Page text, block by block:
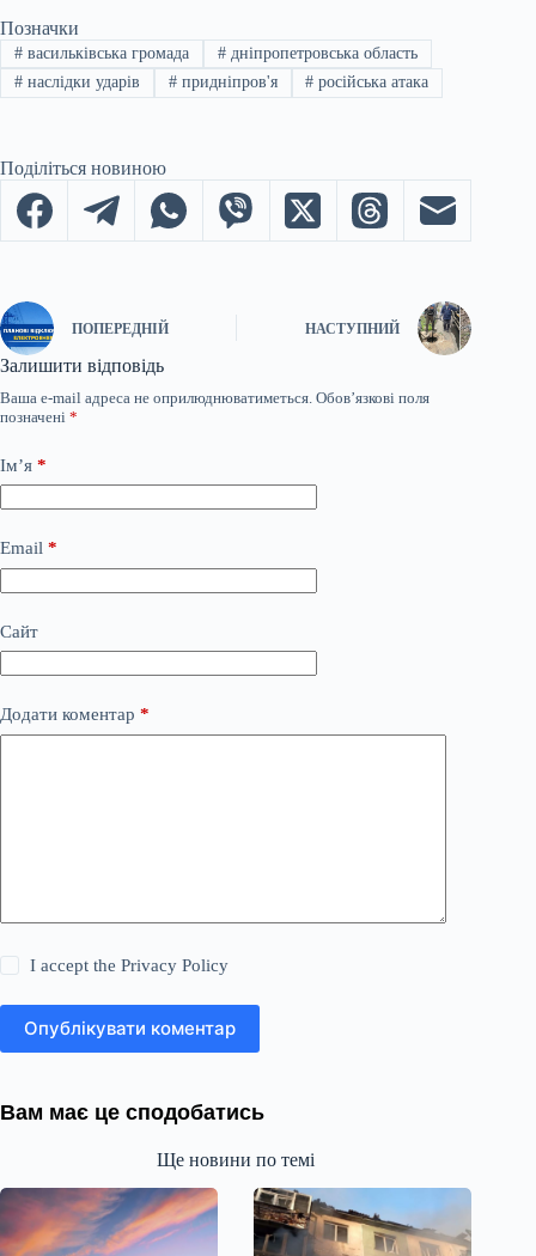
Позначки
#васильківська громада #дніпропетровська область
#наслідки ударів #придніпров'я # російська атака
Поділіться новиною
ПОПЕРЕДНІЙ НАСТУПНИЙ
Залишити відповідь
Ваша e-mail адреса не оприлюднюватиметься. Обов’язкові поля
позначені *
Ім’я *
Email *
Сайт
Додати коментар *
I accept thePrivacy Policy
Опублікувати коментар
Вам має це сподобатись
Ще новини по темі